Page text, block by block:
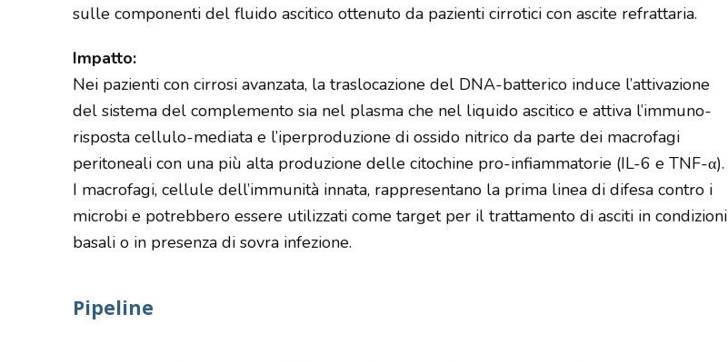
sulle componenti del fluido ascitico ottenuto da pazienti cirrotici con ascite refrattaria.
Impatto:
Nei pazienti con cirrosi avanzata, la traslocazione del DNA-batterico induce l’attivazione
del sistema del complemento sia nel plasma che nel liquido ascitico e attiva l’immuno-
risposta cellulo-mediata e l’iperproduzione di ossido nitrico da parte dei macrofagi
peritoneali con una più alta produzione delle citochine pro-infiammatorie (IL-6 e TNF-α).
I macrofagi, cellule dell’immunità innata, rappresentano la prima linea di difesa contro i
microbi e potrebbero essere utilizzati come target per il trattamento di asciti in condizioni
basali o in presenza di sovra infezione.
Pipeline